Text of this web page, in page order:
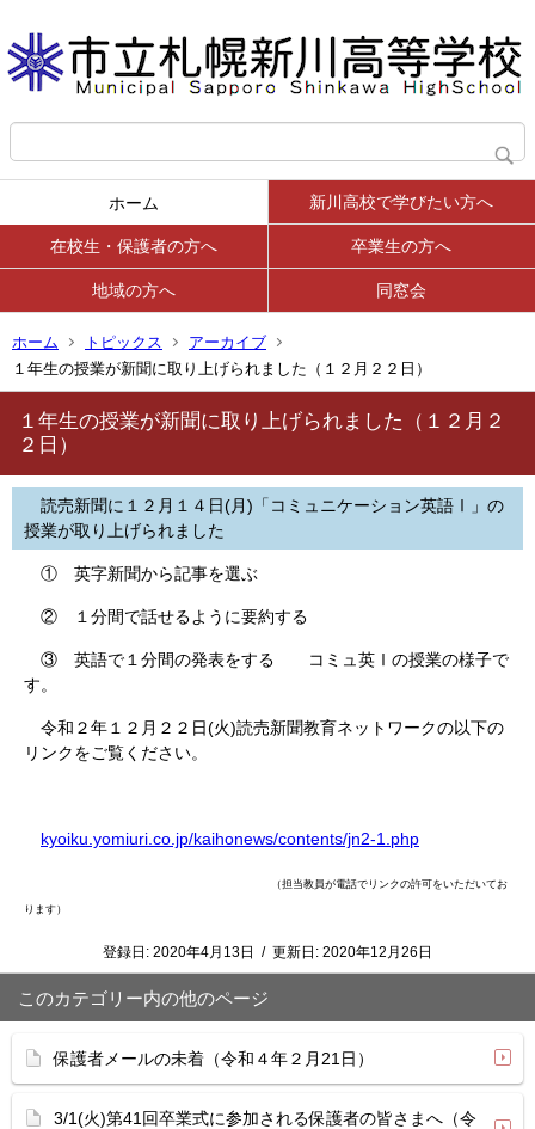
ホーム 新川高校で学びたい方へ
在校生・保護者の方へ 卒業生の方へ
地域の方へ 同窓会
ホーム トピックス
アーカイブ
１年生の授業が新聞に取り上げられました（１２月２２日）
１年生の授業が新聞に取り上げられました（１２月２
２日）
読売新聞に１２月１４日(月)「コミュニケーション英語Ⅰ」の
授業が取り上げられました
① 英字新聞から記事を選ぶ
② １分間で話せるように要約する
③ 英語で１分間の発表をする コミュ英Ⅰの授業の様子で
す。
令和２年１２月２２日(火)読売新聞教育ネットワークの以下の
リンクをご覧ください。
kyoiku.yomiuri.co.jp/kaihonews/contents/jn2-1.php
（担当教員が電話でリンクの許可をいただいてお
ります）
登録日: 2020年4月13日 / 更新日: 2020年12月26日
このカテゴリー内の他のページ
保護者メールの未着（令和４年２月21日）
3/1(火)第41回卒業式に参加される保護者の皆さまへ（令